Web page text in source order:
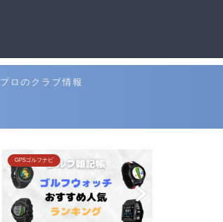
プロのクラブ情報
クラブ選び(ランキング)